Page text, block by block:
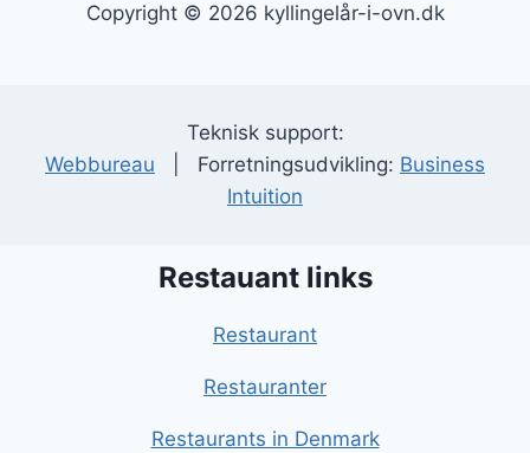
Copyright © 2026 kyllingelår-i-ovn.dk
Teknisk support:
Webbureau | Forretningsudvikling: Business
Intuition
Restauant links
Restaurant
Restauranter
Restaurants in Denmark